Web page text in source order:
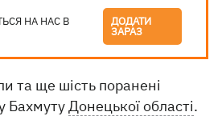
НА НАС В ДОДАТИ
ЗАРАЗ
та ще шість поранені
БахмутуДонецької області.